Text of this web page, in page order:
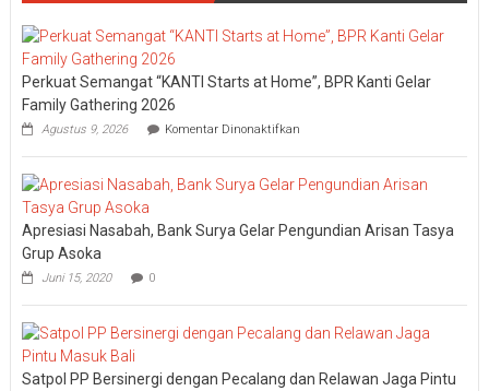
Perkuat Semangat “KANTI Starts at Home”, BPR Kanti Gelar
Family Gathering 2026
Agustus 9, 2026 Komentar Dinonaktifkanpada
Semangat
“KANTI
Starts
Home”,
2026
Apresiasi Nasabah, Bank Surya Gelar Pengundian Arisan Tasya
Grup Asoka
Juni 15, 2020 0
Satpol PP Bersinergi dengan Pecalang dan Relawan Jaga Pintu